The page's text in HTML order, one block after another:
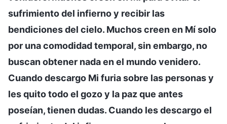
sufrimiento del infierno y recibir las
bendiciones del cielo. Muchos creen en Mí solo
por una comodidad temporal, sin embargo, no
buscan obtener nada en el mundo venidero.
Cuando descargo Mi furia sobre las personas y
les quito todo el gozo y la paz que antes
poseían, tienen dudas. Cuando les descargo el